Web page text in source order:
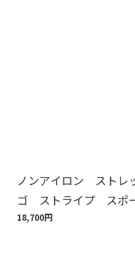
ノンアイロン ストレ
ゴ ストライプ スポ
18,700円